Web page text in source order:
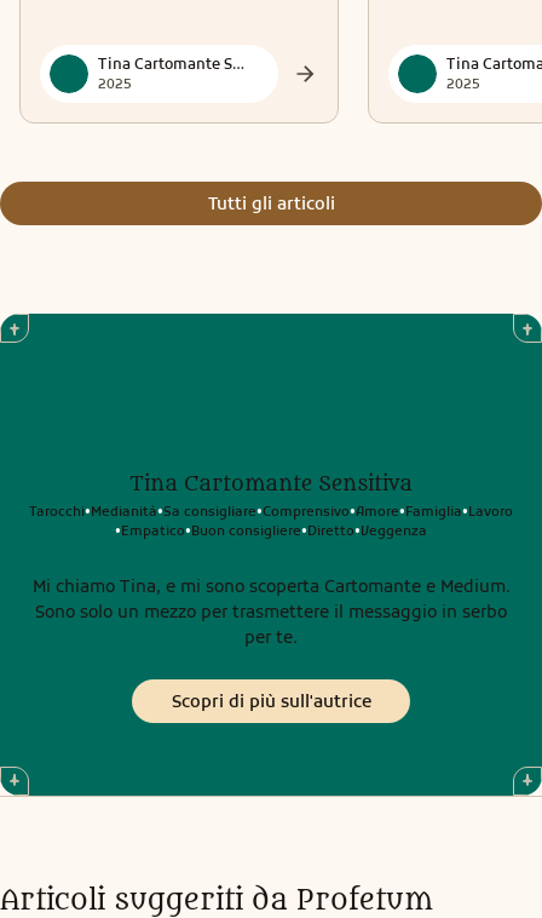
Tina Cartomante Sensitiva
2025 2025
Tutti gli articoli
Tina Cartomante Sensitiva
Tarocchi•Medianità•Sa consigliare•Comprensivo•Amore•Famiglia•Lavoro
•Empatico•Buon consigliere•Diretto•Veggenza
Mi chiamo Tina, e mi sono scoperta Cartomante e Medium.
Sono solo un mezzo per trasmettere il messaggio in serbo
per te.
Scopri di più sull'autrice
Articoli suggeriti da Profetum